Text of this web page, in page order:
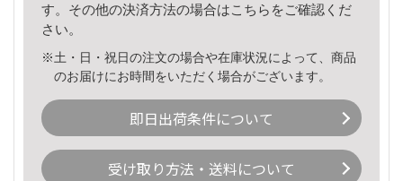
す。その他の決済方法の場合はこちら をご確認くだ
さい。
※土・日・祝日の注文の場合や在庫状況によって、商品
のお届けにお時間をいただく場合がございます。
即日出荷条件について
受け取り方法・送料について